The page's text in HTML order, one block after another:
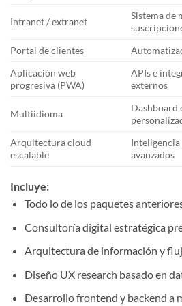
Intranet / extranet
Sistema de
Portal de clientes
Aplicación web
progresiva (PWA)
APIs e
externos
Multiidioma
Dashboard
Arquitectura cloud
escalable
avanzados
Incluye:
Todo lo de los paquetes
Consultoría digital estratégica
Arquitectura de información y
Diseño UX research basado en
Desarrollo frontend y backend a